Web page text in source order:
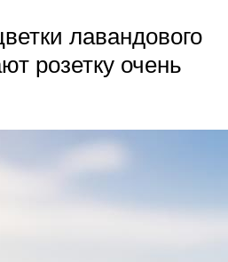
лавандового
розетку очень